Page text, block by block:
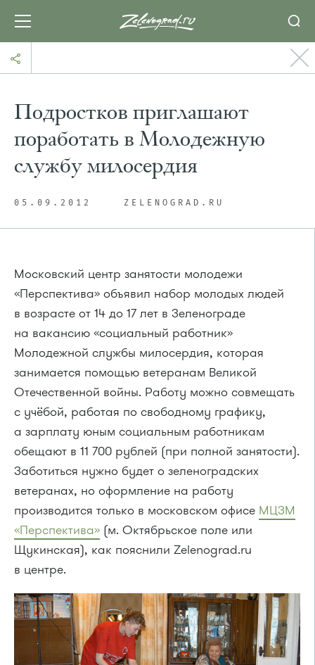
Подростков приглашают
поработать в Молодежную
службу милосердия
05.09.2012 ZELENOGRAD.RU
Московский центр занятости молодежи
«Перспектива» объявил набор молодых людей
в возрасте от 14 до 17 лет в Зеленограде
на вакансию «социальный работник»
Молодежной службы милосердия, которая
занимается помощью ветеранам Великой
Отечественной войны. Работу можно совмещать
с учёбой, работая по свободному графику,
а зарплату юным социальным работникам
обещают в 11 700 рублей (при полной занятости).
Заботиться нужно будет о зеленоградских
ветеранах, но оформление на работу
производится только в московском офисе МЦЗМ
«Перспектива» (м. Октябрьское поле или
Щукинская), как пояснили Zelenograd.ru
в центре.